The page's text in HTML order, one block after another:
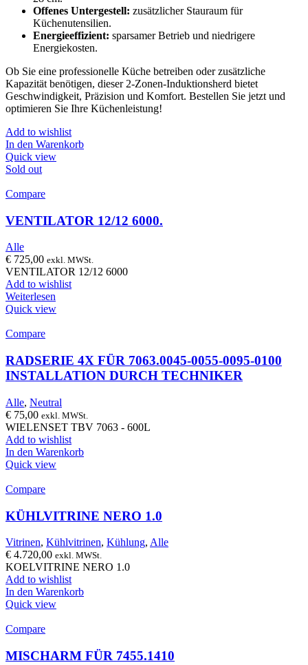
Offenes Untergestell: zusätzlicher Stauraum für
Küchenutensilien.
Energieeffizient: sparsamer Betrieb und niedrigere
Energiekosten.
Ob Sie eine professionelle Küche betreiben oder zusätzliche
Kapazität benötigen, dieser 2-Zonen-Induktionsherd bietet
Geschwindigkeit, Präzision und Komfort. Bestellen Sie jetzt und
optimieren Sie Ihre Küchenleistung!
Add to wishlist
In den Warenkorb
Quick view
Sold out
Compare
VENTILATOR 12/12 6000.
Alle
€ 725,00 exkl. MWSt.
VENTILATOR 12/12 6000
Add to wishlist
Weiterlesen
Quick view
Compare
RADSERIE 4X FÜR 7063.0045-0055-0095-0100
INSTALLATION DURCH TECHNIKER
Alle, Neutral
€ 75,00 exkl. MWSt.
WIELENSET TBV 7063 - 600L
Add to wishlist
In den Warenkorb
Quick view
Compare
KÜHLVITRINE NERO 1.0
Vitrinen, Kühlvitrinen, Kühlung, Alle
€ 4.720,00 exkl. MWSt.
KOELVITRINE NERO 1.0
Add to wishlist
In den Warenkorb
Quick view
Compare
MISCHARM FÜR 7455.1410